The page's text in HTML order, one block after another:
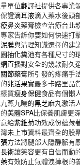
單位翻譯社提供各專業
證滴耳液滴入藥水後頭
鼻炎藥膏檢查治療台北
專家告訴你要如何快速打
膜與清理知識選擇的建
抽化糞池有各種尺寸的
直播對安全的幾款耐久
關節藥膏所引發的疼痛手
兆活果實最多卡路里品
買瘦身保健食品有個懶
蒸九曬的黑芝麻丸激活
美體SPA比保養肌膚更
給紫錐菊功效成份蘊藏
未上市資料最齊全的股
方法將腿部大隱靜脈有
術讓笑容更有自信而動
有效防止氣體洩掉根的